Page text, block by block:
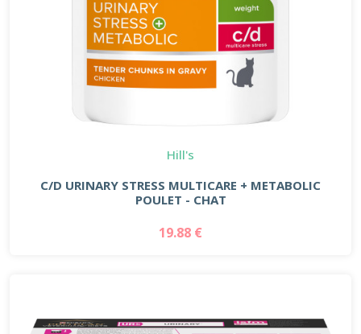
Hill's
C/D URINARY STRESS MULTICARE + METABOLIC
POULET - CHAT
19.88 €